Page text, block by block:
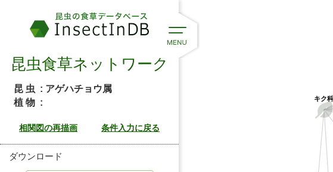
昆虫食草ネットワーク
昆 虫 : アゲハチョウ属
植 物 :
ダウンロード